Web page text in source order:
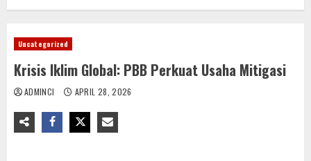
Uncategorized
Krisis Iklim Global: PBB Perkuat Usaha Mitigasi
ADMINCI APRIL 28, 2026